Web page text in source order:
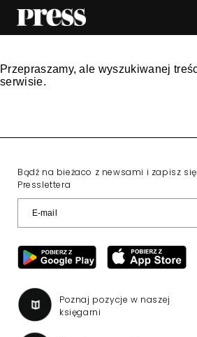
Przepraszamy, ale wyszukiwanej
serwisie.
Bądź na bieżaco z newsami i zapisz
Presslettera
Poznaj pozycje w naszej
księgarni